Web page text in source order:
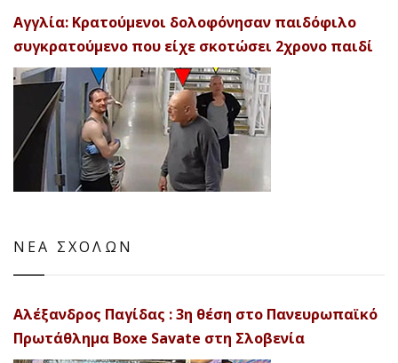
Αγγλία: Κρατούμενοι δολοφόνησαν παιδόφιλο
συγκρατούμενο που είχε σκοτώσει 2χρονο παιδί
ΝΕΑ ΣΧΟΛΩΝ
Αλέξανδρος Παγίδας : 3η θέση στο Πανευρωπαϊκό
Πρωτάθλημα Boxe Savate στη Σλοβενία